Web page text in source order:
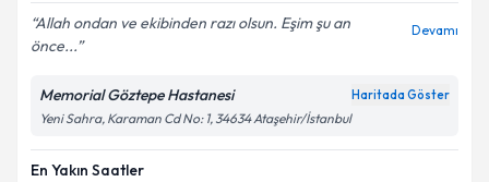
Metni'ni okudum ve kişisel verilerimin belirtilen
kapsamda işlenmesini kabul ediyorum.
Allah ondan ve ekibinden razı olsun. Eşim şu an
önce...
Devamı
Memorial Göztepe Hastanesi Haritada Göster
Yeni Sahra, Karaman Cd No: 1, 34634 Ataşehir/İstanbul
En Yakın Saatler